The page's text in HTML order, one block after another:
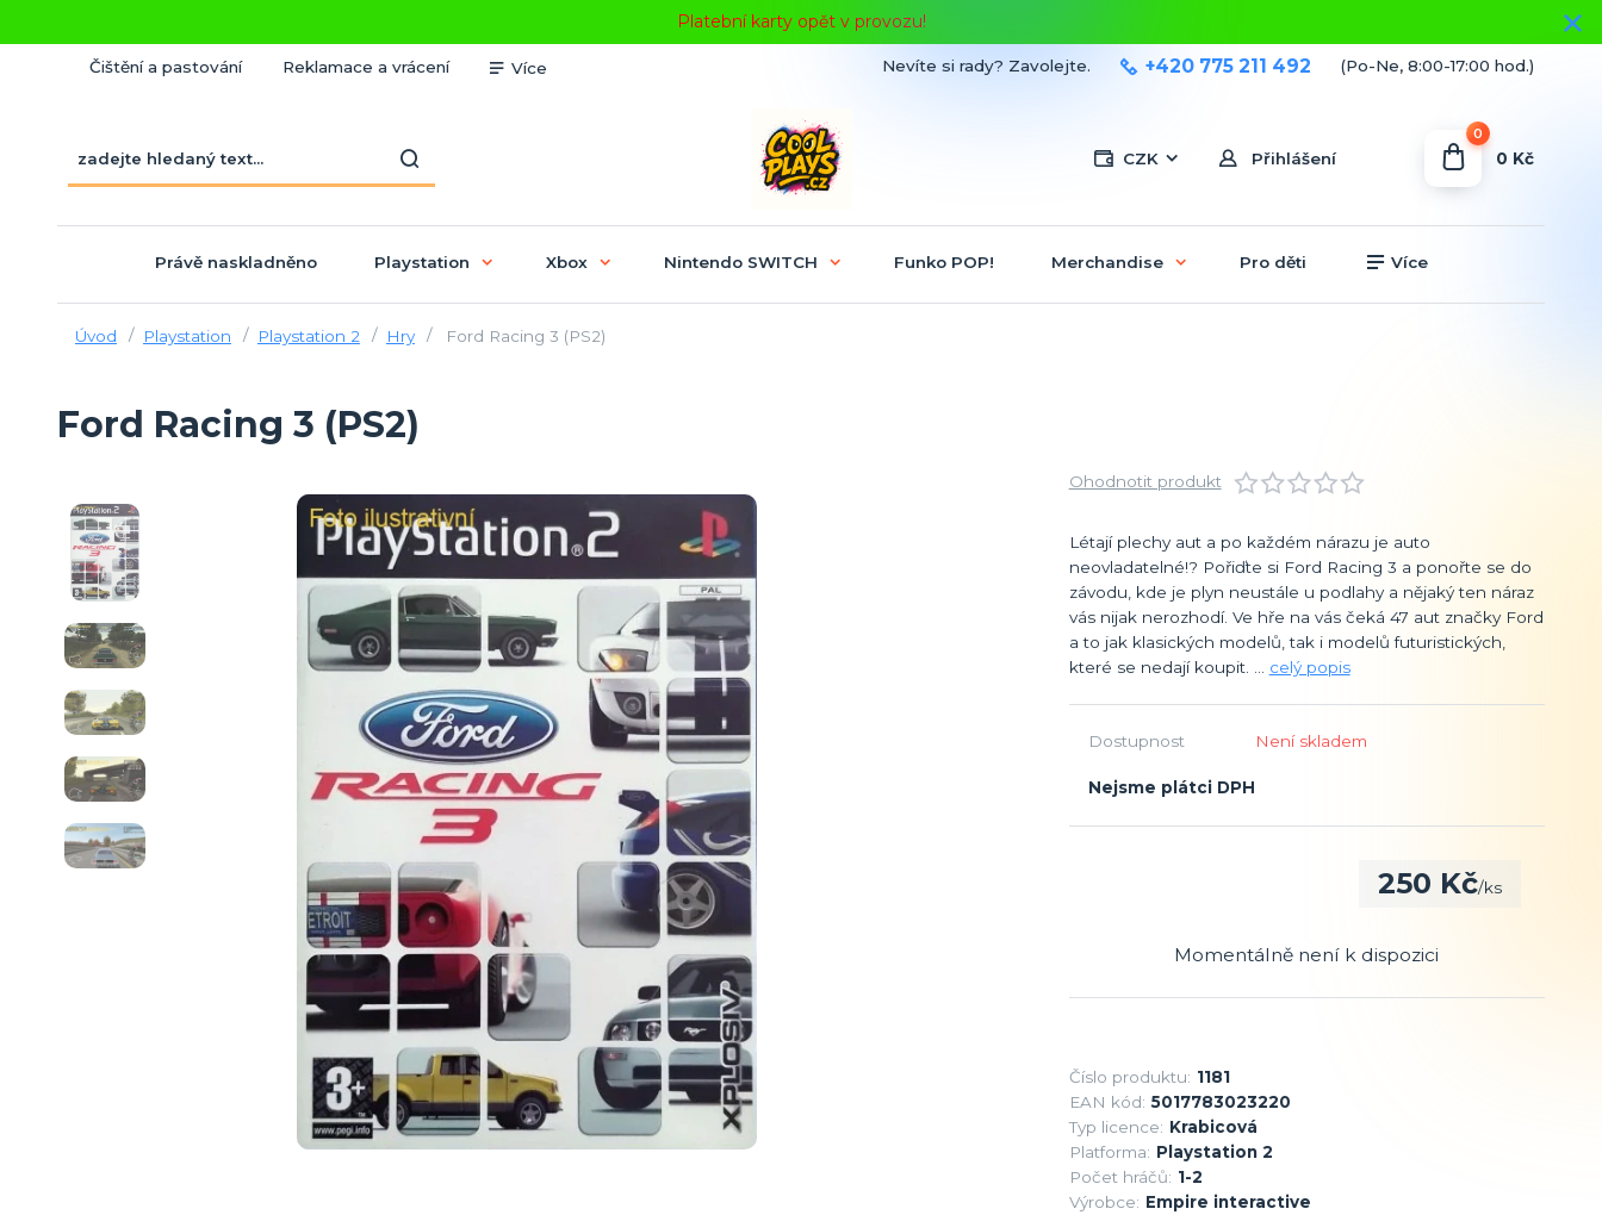
Platební karty opět v provozu!
Čištění a pastování Reklamace a vrácení Více
CZK Přihlášení
Nevíte si rady? Zavolejte. +420 775 211 492 (Po-Ne, 8:00-17:00 hod.)
0
0 Kč
Právě naskladněno Playstation Xbox Nintendo SWITCH Funko POP! Merchandise Pro děti Více
Úvod Playstation Playstation 2 Hry Ford Racing 3 (PS2)
Ford Racing 3 (PS2)
Ohodnotit produkt
Létají plechy aut a po každém nárazu je auto
neovladatelné!? Pořiďte si Ford Racing 3 a ponořte se do
závodu, kde je plyn neustále u podlahy a nějaký ten náraz
vás nijak nerozhodí. Ve hře na vás čeká 47 aut značky Ford
a to jak klasických modelů, tak i modelů futuristických,
které se nedají koupit. ... celý popis
Dostupnost Není skladem
Nejsme plátci DPH
250 Kč/ks
Momentálně není k dispozici
Číslo produktu: 1181
EAN kód: 5017783023220
Typ licence: Krabicová
Platforma: Playstation 2
Počet hráčů: 1-2
Výrobce: Empire interactive